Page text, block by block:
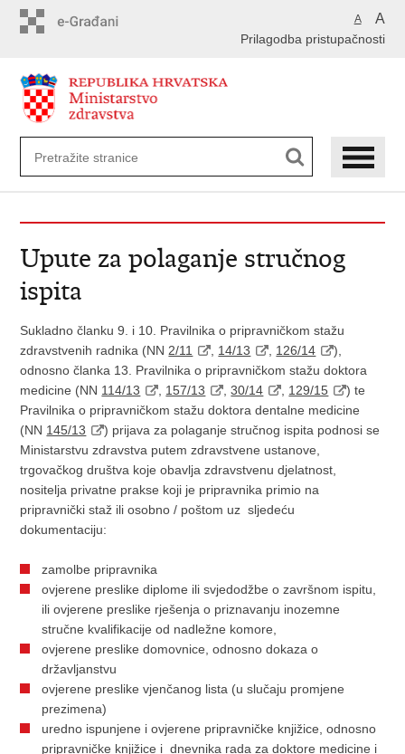
A A
Prilagodba pristupačnosti
Upute za polaganje stručnog
ispita
Sukladno članku 9. i 10. Pravilnika o pripravničkom stažu
zdravstvenih radnika (NN 2/11 14/13 126/14
),
odnosno članka 13. Pravilnika o pripravničkom stažu doktora
medicine (NN 114/13 157/13 ,30/14 129/15
) te
Pravilnika o pripravničkom stažu doktora dentalne medicine
(NN 145/13
) prijava za polaganje stručnog ispita podnosi se
Ministarstvu zdravstva putem zdravstvene ustanove,
trgovačkog društva koje obavlja zdravstvenu djelatnost,
nositelja privatne prakse koji je pripravnika primio na
pripravnički staž ili osobno / poštom uz sljedeću
dokumentaciju:
zamolbe pripravnika
ovjerene preslike diplome ili svjedodžbe o završnom ispitu,
ili ovjerene preslike rješenja o priznavanju inozemne
stručne kvalifikacije od nadležne komore,
ovjerene preslike domovnice, odnosno dokaza o
državljanstvu
ovjerene preslike vjenčanog lista (u slučaju promjene
prezimena)
uredno ispunjene i ovjerene pripravničke knjižice, odnosno
pripravničke knjižice i dnevnika rada za doktore medicine i